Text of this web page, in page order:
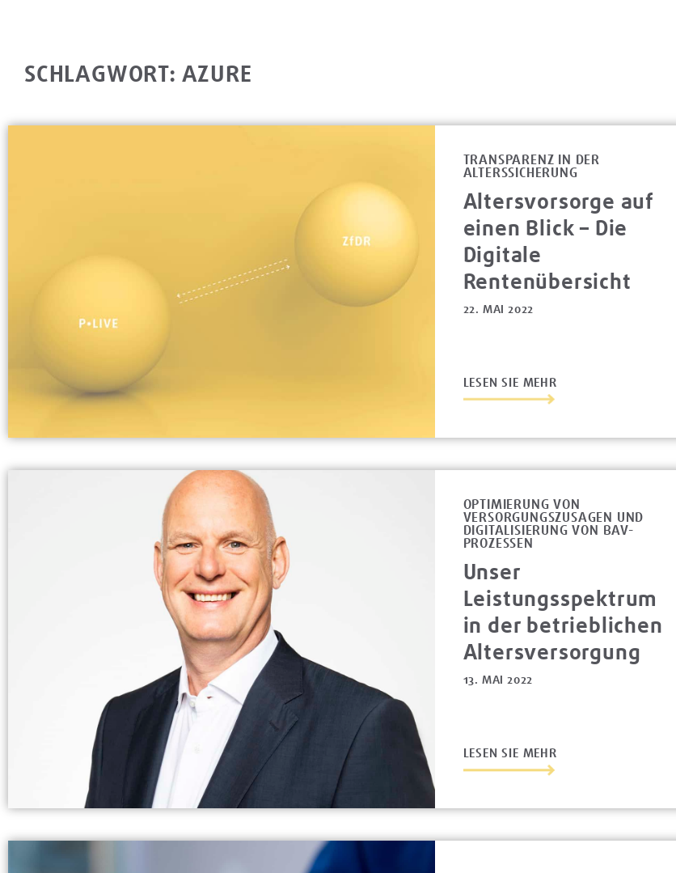
SCHLAGWORT: AZURE
TRANSPARENZ IN DER
ALTERSSICHERUNG
Altersvorsorge auf
einen Blick – Die
Digitale
Rentenübersicht
22. MAI 2022
LESEN SIE MEHR
OPTIMIERUNG VON
VERSORGUNGSZUSAGEN UND
DIGITALISIERUNG VON BAV-
PROZESSEN
Unser
Leistungsspektrum
in der betrieblichen
Altersversorgung
13. MAI 2022
LESEN SIE MEHR